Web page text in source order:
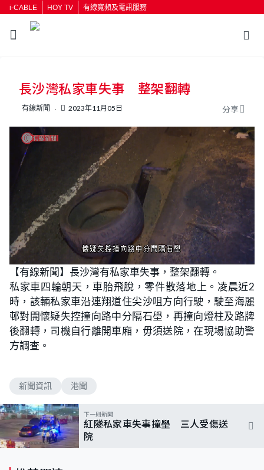
i-CABLE HOY TV 有線寬頻及電訊服務
按輸入鍵開始搜尋
長沙灣私家車失事 整架翻轉
有線新聞 2023年11月05日 分享
n
m
u
t
e
o
a
d
e
d
:
9
3
.
1
0
【有線新聞】長沙灣有私家車失事，整架翻轉。
私家車四輪朝天，車胎飛脫，零件散落地上。凌晨近2
時，該輛私家車沿連翔道住尖沙咀方向行駛，駛至海麗
邨對開懷疑失控撞向路中分隔石壆，再撞向燈柱及路牌
後翻轉，司機自行離開車廂，毋須送院，在現場協助警
方調查。
新聞資訊 港聞
下一則新聞
紅隧私家車失事撞壆 三人受傷送
院